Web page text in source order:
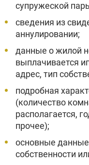
супружеской
сведения из
аннулировании;
данные о жилой
выплачивается
адрес, тип
подробная
(количество
располагается,
прочее);
основные данные
собственности